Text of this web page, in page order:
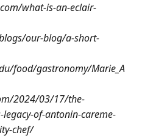
what-is-an-eclair-
our-blog/a-short-
food/gastronomy/Marie_A
2024/03/17/the-
of-antonin-careme-
chef/